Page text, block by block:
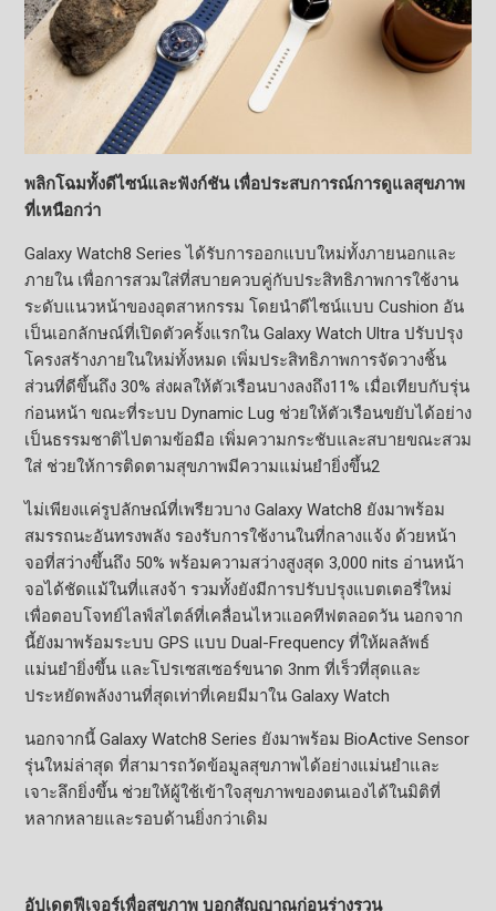
พลิกโฉมทั้งดีไซน์และฟังก์ชัน เพื่อประสบการณ์การดูแลสุขภาพ
ที่เหนือกว่า
Galaxy Watch8 Series ได้รับการออกแบบใหม่ทั้งภายนอกและ
ภายใน เพื่อการสวมใส่ที่สบายควบคู่กับประสิทธิภาพการใช้งาน
ระดับแนวหน้าของอุตสาหกรรม โดยนำดีไซน์แบบ Cushion อัน
เป็นเอกลักษณ์ที่เปิดตัวครั้งแรกใน Galaxy Watch Ultra ปรับปรุง
โครงสร้างภายในใหม่ทั้งหมด เพิ่มประสิทธิภาพการจัดวางชิ้น
ส่วนที่ดีขึ้นถึง 30% ส่งผลให้ตัวเรือนบางลงถึง11% เมื่อเทียบกับรุ่น
ก่อนหน้า ขณะที่ระบบ Dynamic Lug ช่วยให้ตัวเรือนขยับได้อย่าง
เป็นธรรมชาติไปตามข้อมือ เพิ่มความกระชับและสบายขณะสวม
ใส่ ช่วยให้การติดตามสุขภาพมีความแม่นยำยิ่งขึ้น2
ไม่เพียงแค่รูปลักษณ์ที่เพรียวบาง Galaxy Watch8 ยังมาพร้อม
สมรรถนะอันทรงพลัง รองรับการใช้งานในที่กลางแจ้ง ด้วยหน้า
จอที่สว่างขึ้นถึง 50% พร้อมความสว่างสูงสุด 3,000 nits อ่านหน้า
จอได้ชัดแม้ในที่แสงจ้า รวมทั้งยังมีการปรับปรุงแบตเตอรี่ใหม่
เพื่อตอบโจทย์ไลฟ์สไตล์ที่เคลื่อนไหวแอคทีฟตลอดวัน นอกจาก
นี้ยังมาพร้อมระบบ GPS แบบ Dual-Frequency ที่ให้ผลลัพธ์
แม่นยำยิ่งขึ้น และโปรเซสเซอร์ขนาด 3nm ที่เร็วที่สุดและ
ประหยัดพลังงานที่สุดเท่าที่เคยมีมาใน Galaxy Watch
นอกจากนี้ Galaxy Watch8 Series ยังมาพร้อม BioActive Sensor
รุ่นใหม่ล่าสุด ที่สามารถวัดข้อมูลสุขภาพได้อย่างแม่นยำและ
เจาะลึกยิ่งขึ้น ช่วยให้ผู้ใช้เข้าใจสุขภาพของตนเองได้ในมิติที่
หลากหลายและรอบด้านยิ่งกว่าเดิม
อัปเดตฟีเจอร์เพื่อสุขภาพ บอกสัญญาณก่อนร่างรวน